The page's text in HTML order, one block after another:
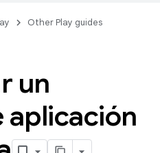
Other Play guides
un
aplicación